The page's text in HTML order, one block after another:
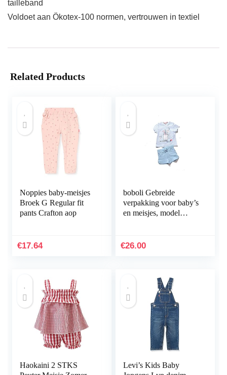
tailleband
Voldoet aan Ökotex-100 normen, vertrouwen in textiel
Related Products
Noppies baby-meisjes
Broek G Regular fit
pants Crafton aop
€17.64
boboli Gebreide
verpakking voor baby’s
en meisjes, model
€26.00
Haokaini 2 STKS
Levi’s Kids Baby